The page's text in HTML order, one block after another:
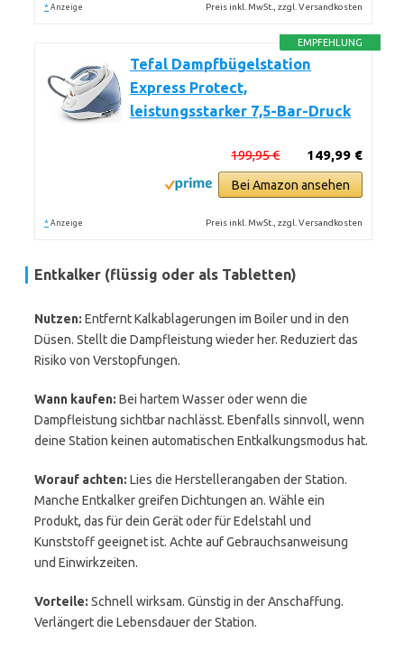
* Anzeige Preis inkl. MwSt., zzgl. Versandkosten
EMPFEHLUNG
Tefal Dampfbügelstation
Express Protect,
leistungsstarker 7,5-Bar-Druck
149,99 €
199,95 €
Bei Amazon ansehen
* Anzeige Preis inkl. MwSt., zzgl. Versandkosten
Entkalker (flüssig oder als Tabletten)
Nutzen: Entfernt Kalkablagerungen im Boiler und in den
Düsen. Stellt die Dampfleistung wieder her. Reduziert das
Risiko von Verstopfungen.
Wann kaufen: Bei hartem Wasser oder wenn die
Dampfleistung sichtbar nachlässt. Ebenfalls sinnvoll, wenn
deine Station keinen automatischen Entkalkungsmodus hat.
Worauf achten: Lies die Herstellerangaben der Station.
Manche Entkalker greifen Dichtungen an. Wähle ein
Produkt, das für dein Gerät oder für Edelstahl und
Kunststoff geeignet ist. Achte auf Gebrauchsanweisung
und Einwirkzeiten.
Vorteile: Schnell wirksam. Günstig in der Anschaffung.
Verlängert die Lebensdauer der Station.